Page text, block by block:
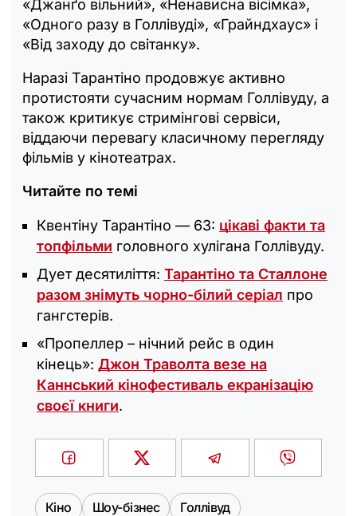
«Джанґо вільний», «Ненависна вісімка»,
«Одного разу в Голлівуді», «Грайндхаус» і
«Від заходу до світанку».
Наразі Тарантіно продовжує активно
протистояти сучасним нормам Голлівуду, а
також критикує стримінгові сервіси,
віддаючи перевагу класичному перегляду
фільмів у кінотеатрах.
Читайте по темі
Квентіну Тарантіно — 63: цікаві факти та
топфільми головного хулігана Голлівуду.
Дует десятиліття: Тарантіно та Сталлоне
разом знімуть чорно-білий серіал про
гангстерів.
«Пропеллер – нічний рейс в один
кінець»: Джон Траволта везе на
Каннський кінофестиваль екранізацію
своєї книги.
Кіно Шоу-бізнес Голлівуд